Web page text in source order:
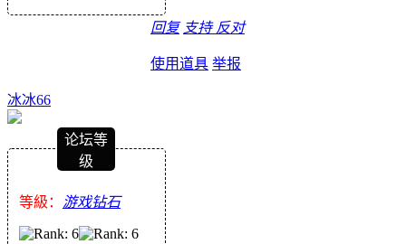
回复 支持 反对
使用道具 举报
冰冰66
论坛等
级
等級： 游戏钻石